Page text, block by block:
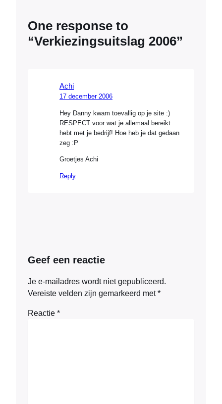
One response to
“Verkiezingsuitslag 2006”
Achi
17 december 2006
Hey Danny kwam toevallig op je site :)
RESPECT voor wat je allemaal bereikt
hebt met je bedrijf! Hoe heb je dat gedaan
zeg :P
Groetjes Achi
Reply
Geef een reactie
Je e-mailadres wordt niet gepubliceerd.
Vereiste velden zijn gemarkeerd met*
Reactie *